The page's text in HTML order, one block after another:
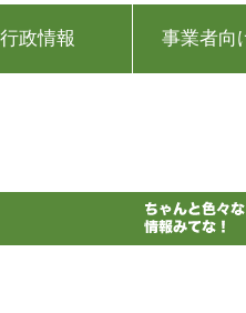
行政情報 事業者向